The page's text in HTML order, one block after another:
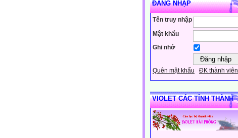
ĐĂNG NHẬP
Tên truy nhập
Mật khẩu
Ghi nhớ
Quên mật khẩu ĐK thành viên
VIOLET CÁC TỈNH THÀNH